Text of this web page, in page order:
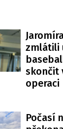
zmlátili
skončit
operaci
Počasí